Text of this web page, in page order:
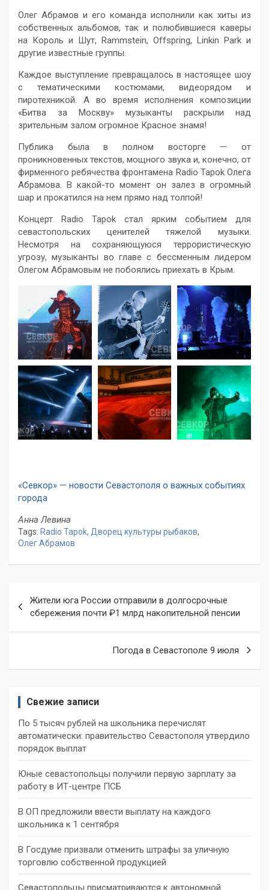
Олег Абрамов и его команда исполнили как хиты из
собственных альбомов, так и полюбившиеся каверы
на Король и Шут, Rammstein, Offspring, Linkin Park и
другие известные группы.
Каждое выступление превращалось в настоящее шоу
с тематическими костюмами, видеорядом и
пиротехникой. А во время исполнения композиции
«Битва за Москву» музыканты раскрыли над
зрительным залом огромное Красное знамя!
Публика была в полном восторге — от
проникновенных текстов, мощного звука и, конечно, от
фирменного ребячества фронтамена Radio Tapok Олега
Абрамова. В какой-то момент он залез в огромный
шар и прокатился на нем прямо над толпой!
Концерт Radio Tapok стал ярким событием для
севастопольских ценителей тяжелой музыки.
Несмотря на сохраняющуюся террористическую
угрозу, музыканты во главе с бессменным лидером
Олегом Абрамовым не побоялись приехать в Крым.
«Севкор» — новости Севастополя о важных событиях
города
Анна Левина
Tags: Radio Tapok, Дворец культуры рыбаков,
Олег Абрамов
по
записям
Жители юга России отправили в долгосрочные
сбережения почти ₽1 млрд накопительной пенсии
Погода в Севастополе 9 июля
Свежие записи
По 5 тысяч рублей на школьника перечислят
автоматически: правительство Севастополя утвердило
порядок выплат
Юные севастопольцы получили первую зарплату за
работу в ИТ-центре ПСБ
В ОП предложили ввести выплату на каждого
школьника к 1 сентября
В Госдуме призвали отменить штрафы за уличную
торговлю собственной продукцией
Севастопольцы присматриваются к автономной